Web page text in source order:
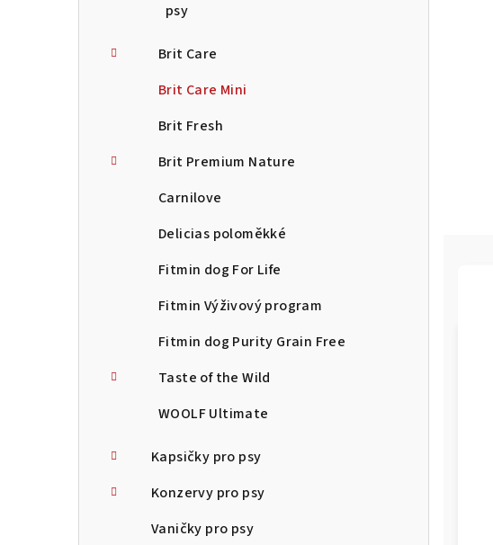
psy
Brit Care
Brit Care Mini
Brit Fresh
Brit Premium Nature
Carnilove
Delicias poloměkké
Fitmin dog For Life
Fitmin Výživový program
Fitmin dog Purity Grain Free
Taste of the Wild
WOOLF Ultimate
Kapsičky pro psy
Konzervy pro psy
Vaničky pro psy